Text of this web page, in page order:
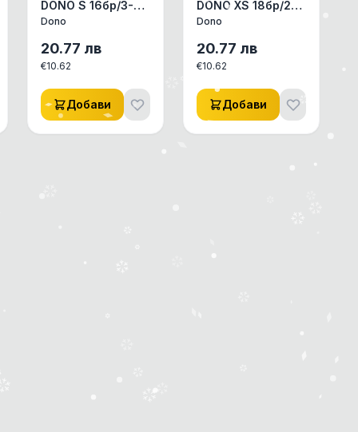
DONO S 16бр/3-
5кг АКСЕСОАРИ
АКСЕСОАРИ 1бр.
Dono
20.77 лв
€10.62
Добави
DONO XS 18бр/2-
4кг АКСЕСОАРИ
АКСЕСОАРИ 1бр.
Dono
20.77 лв
€10.62
Добави